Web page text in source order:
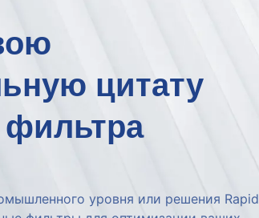
цитату
фильтра
уровня или решения Rapid